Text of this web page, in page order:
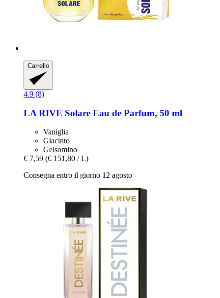
Carrello
4.9 (8)
LA RIVE Solare Eau de Parfum, 50 ml
Vaniglia
Giacinto
Gelsomino
€ 7,59 (€ 151,80 / L)
Consegna entro il giorno 12 agosto